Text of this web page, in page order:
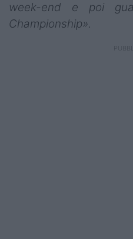
week-end e poi
Championship».